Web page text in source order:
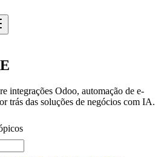
integrações Odoo, automação de e-
trás das soluções de negócios com IA.